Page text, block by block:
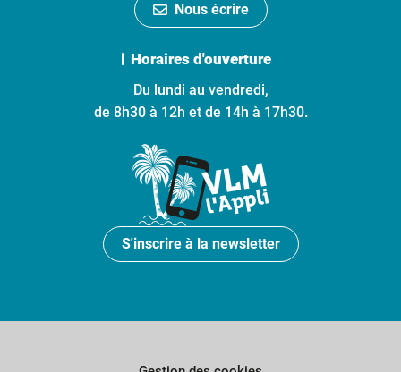
Nous écrire
Horaires d'ouverture
Du lundi au vendredi,
de 8h30 à 12h et de 14h à 17h30.
S'inscrire à la newsletter